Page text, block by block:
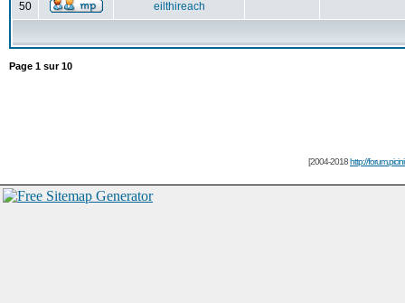
50 eilthireach
Page 1 sur10
[2004-2018http://